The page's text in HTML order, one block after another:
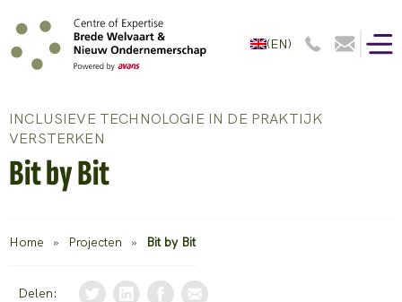
(EN)
INCLUSIEVE TECHNOLOGIE IN DE PRAKTIJK
VERSTERKEN
Bit by Bit
Home » Projecten » Bit by Bit
Delen: